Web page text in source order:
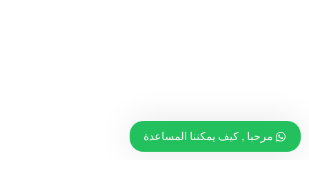
مرحبا , كيف يمكننا المساعدة